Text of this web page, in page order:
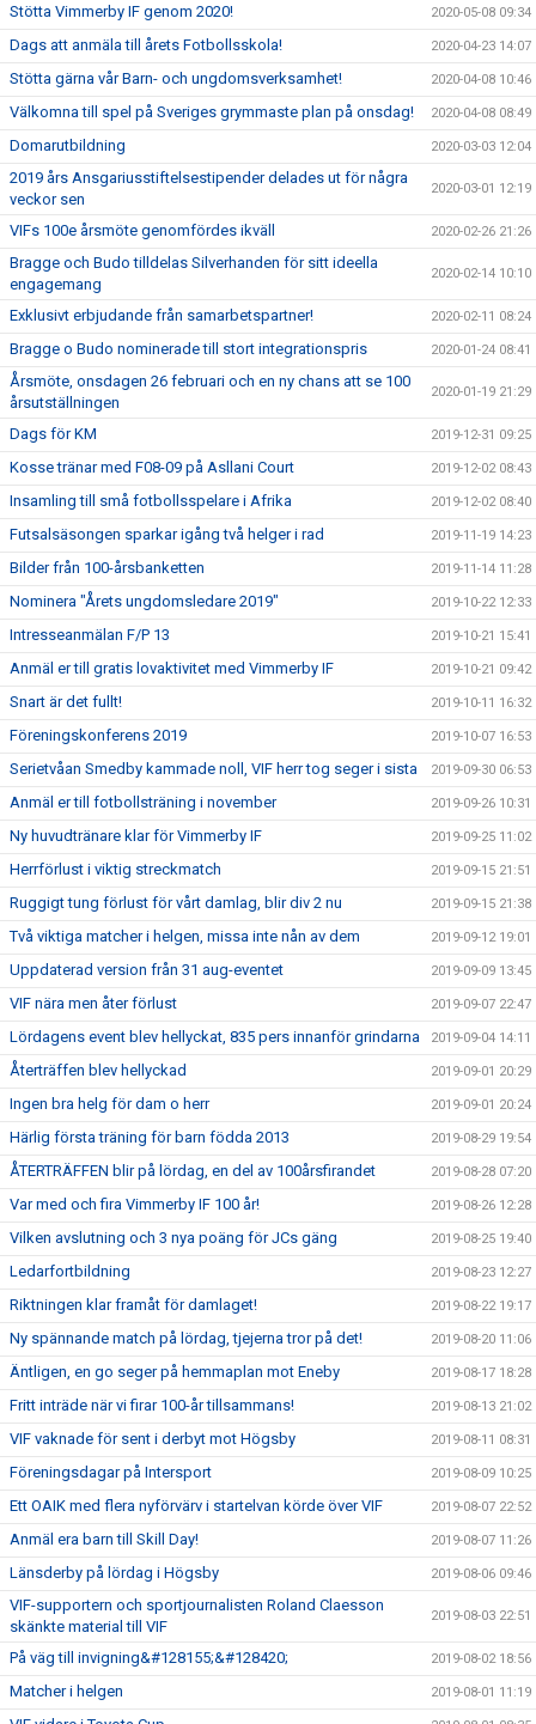
Stötta Vimmerby IF genom 2020! 2020-05-08 09:34
Dags att anmäla till årets Fotbollsskola! 2020-04-23 14:07
Stötta gärna vår Barn- och ungdomsverksamhet! 2020-04-08 10:46
Välkomna till spel på Sveriges grymmaste plan på onsdag! 2020-04-08 08:49
Domarutbildning 2020-03-03 12:04
2019 års Ansgariusstiftelsestipender delades ut för några
veckor sen
2020-03-01 12:19
VIFs 100e årsmöte genomfördes ikväll 2020-02-26 21:26
Bragge och Budo tilldelas Silverhanden för sitt ideella
engagemang
2020-02-14 10:10
Exklusivt erbjudande från samarbetspartner! 2020-02-11 08:24
Bragge o Budo nominerade till stort integrationspris 2020-01-24 08:41
Årsmöte, onsdagen 26 februari och en ny chans att se 100
årsutställningen
2020-01-19 21:29
Dags för KM 2019-12-31 09:25
Kosse tränar med F08-09 på Asllani Court 2019-12-02 08:43
Insamling till små fotbollsspelare i Afrika 2019-12-02 08:40
Futsalsäsongen sparkar igång två helger i rad 2019-11-19 14:23
Bilder från 100-årsbanketten 2019-11-14 11:28
Nominera "Årets ungdomsledare 2019" 2019-10-22 12:33
Intresseanmälan F/P 13 2019-10-21 15:41
Anmäl er till gratis lovaktivitet med Vimmerby IF 2019-10-21 09:42
Snart är det fullt! 2019-10-11 16:32
Föreningskonferens 2019 2019-10-07 16:53
Serietvåan Smedby kammade noll, VIF herr tog seger i sista 2019-09-30 06:53
Anmäl er till fotbollsträning i november 2019-09-26 10:31
Ny huvudtränare klar för Vimmerby IF 2019-09-25 11:02
Herrförlust i viktig streckmatch 2019-09-15 21:51
Ruggigt tung förlust för vårt damlag, blir div 2 nu 2019-09-15 21:38
Två viktiga matcher i helgen, missa inte nån av dem 2019-09-12 19:01
Uppdaterad version från 31 aug-eventet 2019-09-09 13:45
VIF nära men åter förlust 2019-09-07 22:47
Lördagens event blev hellyckat, 835 pers innanför grindarna 2019-09-04 14:11
Återträffen blev hellyckad 2019-09-01 20:29
Ingen bra helg för dam o herr 2019-09-01 20:24
Härlig första träning för barn födda 2013 2019-08-29 19:54
ÅTERTRÄFFEN blir på lördag, en del av 100årsfirandet 2019-08-28 07:20
Var med och fira Vimmerby IF 100 år! 2019-08-26 12:28
Vilken avslutning och 3 nya poäng för JCs gäng 2019-08-25 19:40
Ledarfortbildning 2019-08-23 12:27
Riktningen klar framåt för damlaget! 2019-08-22 19:17
Ny spännande match på lördag, tjejerna tror på det! 2019-08-20 11:06
Äntligen, en go seger på hemmaplan mot Eneby 2019-08-17 18:28
Fritt inträde när vi firar 100-år tillsammans! 2019-08-13 21:02
VIF vaknade för sent i derbyt mot Högsby 2019-08-11 08:31
Föreningsdagar på Intersport 2019-08-09 10:25
Ett OAIK med flera nyförvärv i startelvan körde över VIF 2019-08-07 22:52
Anmäl era barn till Skill Day! 2019-08-07 11:26
Länsderby på lördag i Högsby 2019-08-06 09:46
VIF-supportern och sportjournalisten Roland Claesson
skänkte material till VIF
2019-08-03 22:51
På väg till invigning&#128155;&#128420; 2019-08-02 18:56
Matcher i helgen 2019-08-01 11:19